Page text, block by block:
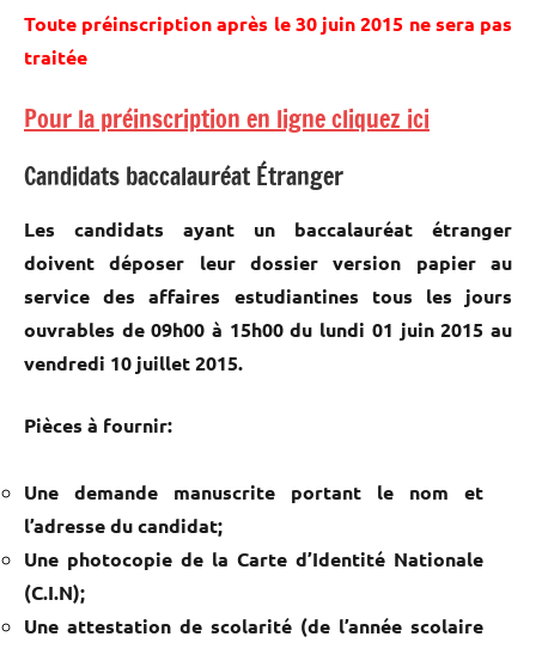
Toute préinscription après le 30 juin 2015 ne sera pas
traitée
Pour la préinscription en ligne cliquez ici
Candidats baccalauréat Étranger
Les candidats ayant un baccalauréat étranger
doivent déposer leur dossier version papier au
service des affaires estudiantines tous les jours
ouvrables de 09h00 à 15h00 du lundi 01 juin 2015 au
vendredi 10 juillet 2015.
Pièces à fournir:
Une demande manuscrite portant le nom et
l’adresse du candidat;
Une photocopie de la Carte d’Identité Nationale
(C.I.N);
Une attestation de scolarité (de l’année scolaire